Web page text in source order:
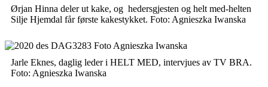
Ørjan Hinna deler ut kake, og hedersgjesten og helt med-helten
Silje Hjemdal får første kakestykket. Foto: Agnieszka Iwanska
Jarle Eknes, daglig leder i HELT MED, intervjues av TV BRA.
Foto: Agnieszka Iwanska